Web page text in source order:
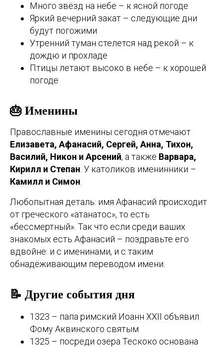
Много звёзд на небе – к ясной погоде
Яркий вечерний закат – следующие дни
будут погожими
Утренний туман стелется над рекой – к
дождю и прохладе
Птицы летают высоко в небе – к хорошей
погоде
🎂 Именины
Православные именины сегодня отмечают
Елизавета, Афанасий, Сергей, Анна, Тихон,
Василий, Никон и Арсений, а также Варвара,
Кирилл и Степан . У католиков именинники –
Камилл и Симон
Любопытная деталь: имя Афанасий происходит
от греческого «атанатос», то есть
«бессмертный». Так что если среди ваших
знакомых есть Афанасий – поздравьте его
вдвойне: и с именинами, и с таким
обнадёживающим переводом имени.
📝 Другие события дня
1323 – папа римский Иоанн XXII объявил
Фому Аквинского святым
1325 – посреди озера Тескоко основана